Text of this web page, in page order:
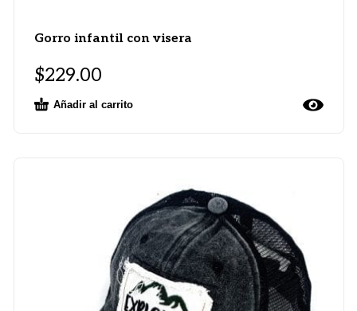
Gorro infantil con visera
$229.00
Añadir al carrito